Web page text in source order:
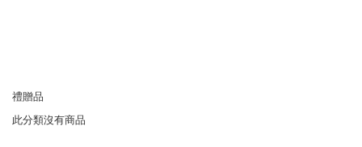
禮贈品
此分類沒有商品